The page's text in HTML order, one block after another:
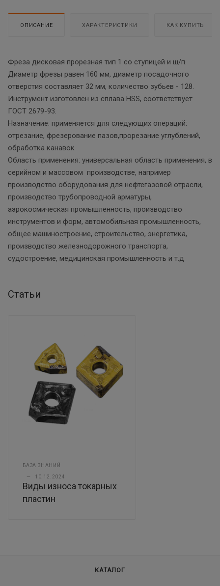
ОПИСАНИЕ ХАРАКТЕРИСТИКИ КАК КУПИТЬ
Фреза дисковая прорезная тип 1 со ступицей и ш/п.
Диаметр фрезы равен 160 мм, диаметр посадочного
отверстия составляет 32 мм, количество зубьев - 128.
Инструмент изготовлен из сплава HSS, соответствует
ГОСТ 2679-93.
Назначение: применяется для следующих операций:
отрезание, фрезерование пазов,прорезание углублений,
обработка канавок
Область применения: универсальная область применения, в
серийном и массовом производстве, например
производство оборудования для нефтегазовой отрасли,
производство трубопроводной арматуры,
аэрокосмическая промышленность, производство
инструментов и форм, автомобильная промышленность,
общее машиностроение, строительство, энергетика,
производство железнодорожного транспорта,
судостроение, медицинская промышленность и т.д
Статьи
БАЗА ЗНАНИЙ
— 10.12.2024
Виды износа токарных
пластин
КАТАЛОГ